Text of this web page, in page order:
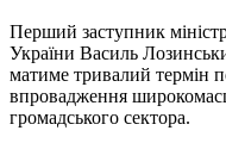
Перший заступник
України Василь
матиме тривалий термін
впровадження
громадського сектора.